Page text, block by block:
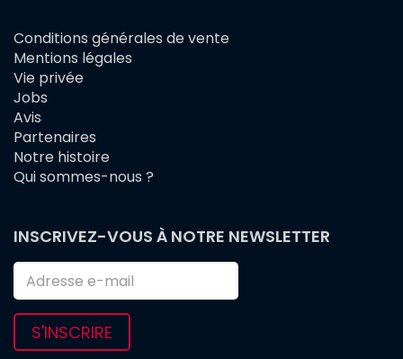
FOOTER
MENU
Conditions générales de vente
Mentions légales
Vie privée
Jobs
Avis
Partenaires
Notre histoire
Qui sommes-nous ?
INSCRIVEZ-VOUS À NOTRE NEWSLETTER
S'INSCRIRE